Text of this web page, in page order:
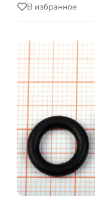
В избранное